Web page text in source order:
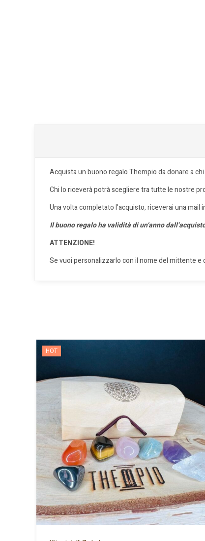
Acquista un buono regalo Thempio da donare a
Chi lo riceverà potrà scegliere tra tutte le nostre
Una volta completato l’acquisto, riceverai una
Il buono regalo ha validità di un’anno
ATTENZIONE!
Se vuoi personalizzarlo con il nome del mittente
HOT